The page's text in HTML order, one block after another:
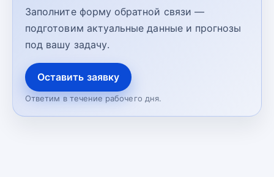
Заполните форму обратной связи —
подготовим актуальные данные и прогнозы
под вашу задачу.
Оставить заявку
Ответим в течение рабочего дня.